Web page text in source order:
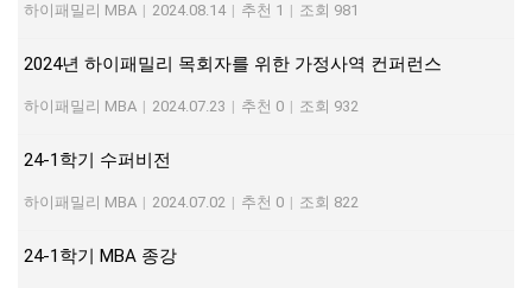
하이패밀리 MBA | 2024.08.14 | 추천 1 | 조회 981
2024년 하이패밀리 목회자를 위한 가정사역 컨퍼런스
하이패밀리 MBA | 2024.07.23 | 추천 0 | 조회 932
24-1학기 수퍼비전
하이패밀리 MBA | 2024.07.02 | 추천 0 | 조회 822
24-1학기 MBA 종강